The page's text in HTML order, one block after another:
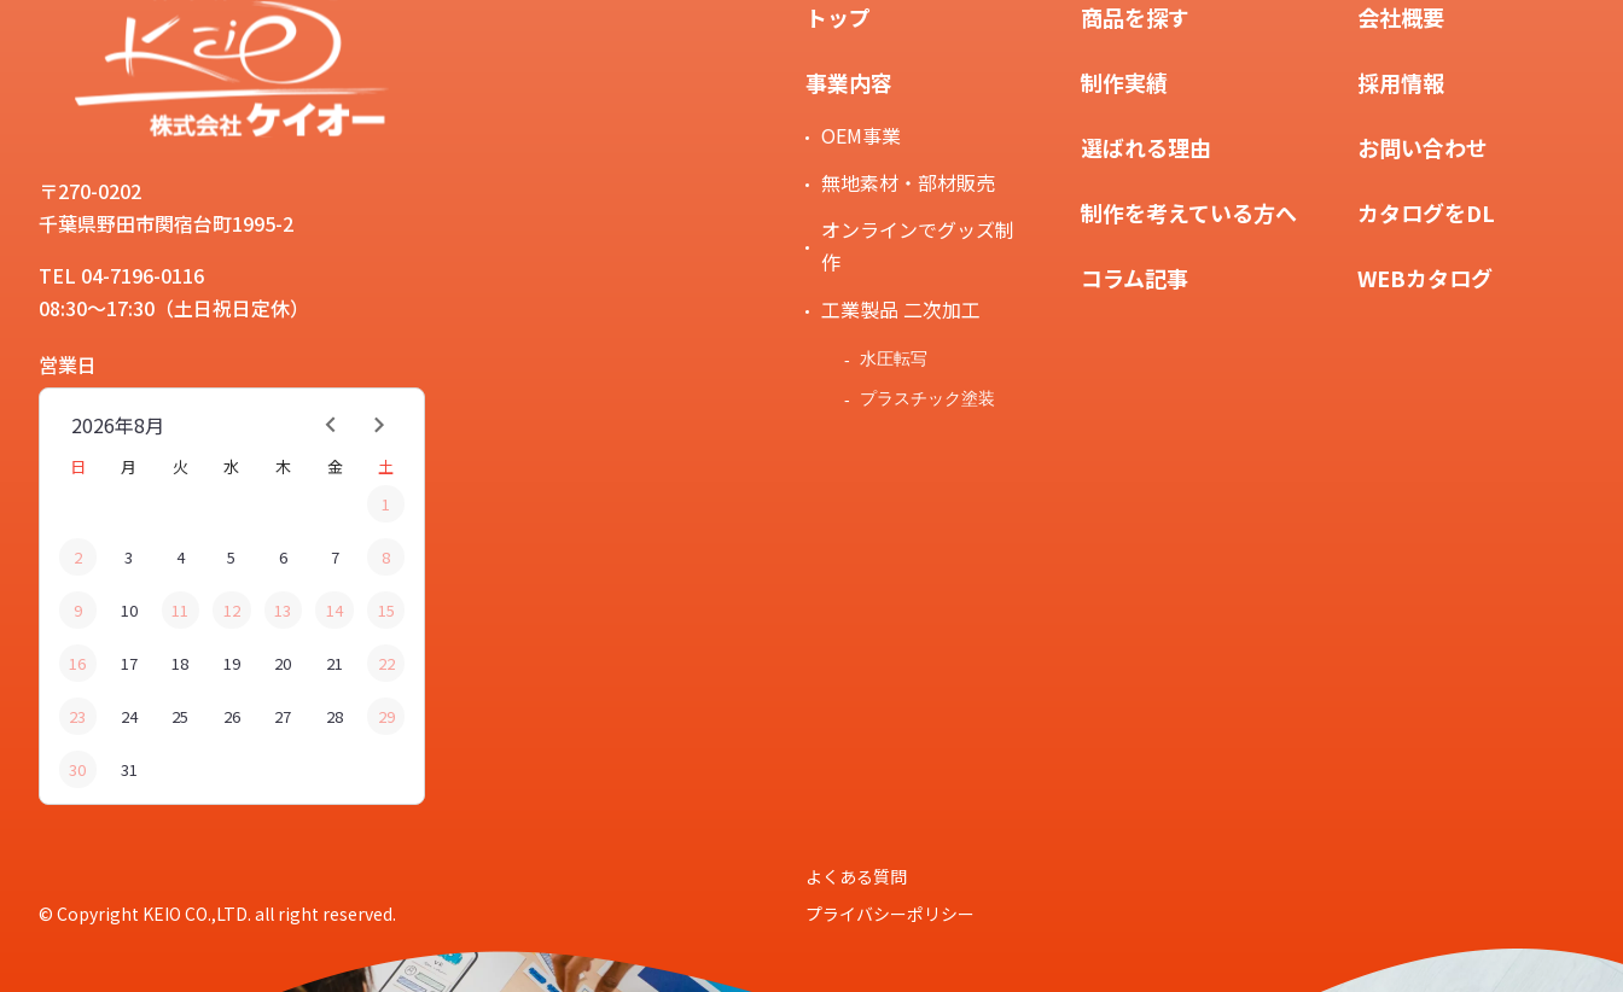
〒270-0202
千葉県野田市関宿台町1995-2
TEL 04-7196-0116
08:30～17:30（土日祝日定休）
営業日
8月
2026年
日 月 火 水 木 金
土
1
2 3 4 5 6 7 8
9 10 11 12 13 14 15
16 17 18 19 20 21 22
23 24 25 26 27 28 29
30 31
トップ
事業内容
OEM事業
無地素材・部材販売
オンラインでグッズ制
作
工業製品 二次加工
水圧転写
プラスチック塗装
商品を探す
制作実績
選ばれる理由
制作を考えている方へ
コラム記事
会社概要
採用情報
お問い合わせ
カタログをDL
WEBカタログ
よくある質問
プライバシーポリシー
© Copyright KEIO CO.,LTD. all right reserved.